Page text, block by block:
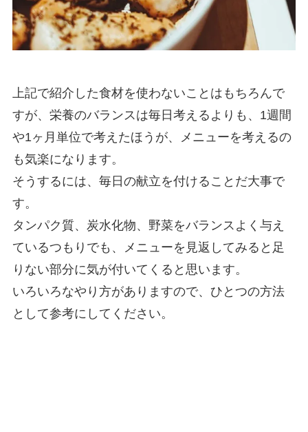
上記で紹介した食材を使わないことはもちろんで
すが、栄養のバランスは毎日考えるよりも、1週間
や1ヶ月単位で考えたほうが、メニューを考えるの
も気楽になります。
そうするには、毎日の献立を付けることだ大事で
す。
タンパク質、炭水化物、野菜をバランスよく与え
ているつもりでも、メニューを見返してみると足
りない部分に気が付いてくると思います。
いろいろなやり方がありますので、ひとつの方法
として参考にしてください。